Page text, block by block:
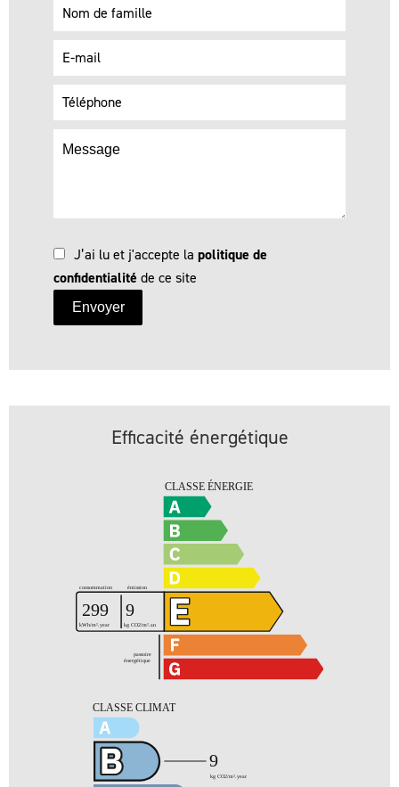
J’ai lu et j'accepte la politique de
confidentialité de ce site
Envoyer
Efficacité énergétique